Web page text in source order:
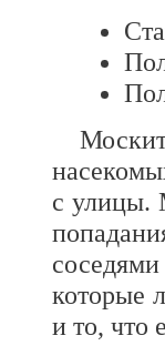
с улицы.
которые
и то, что